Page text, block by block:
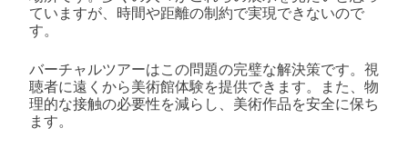
ていますが、時間や距離の制約で実現できないので
す。
バーチャルツアーはこの問題の完璧な解決策です。視
聴者に遠くから美術館体験を提供できます。また、物
理的な接触の必要性を減らし、美術作品を安全に保ち
ます。